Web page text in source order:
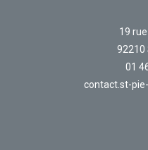
19
92210
01
contact.st-